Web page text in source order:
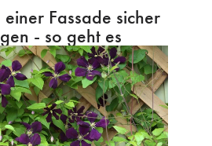
Fassade sicher
- so geht es